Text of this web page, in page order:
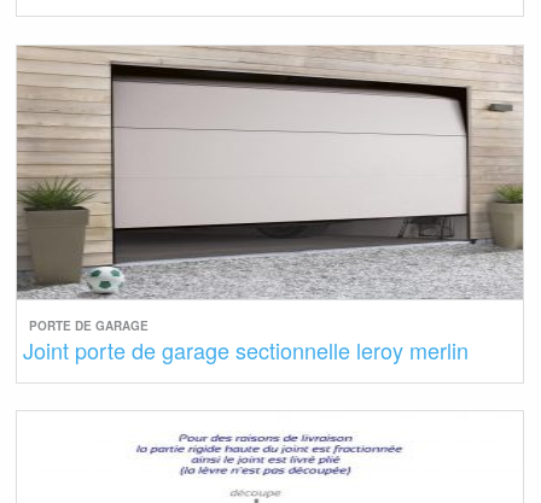
PORTE DE GARAGE
Joint porte de garage sectionnelle leroy merlin